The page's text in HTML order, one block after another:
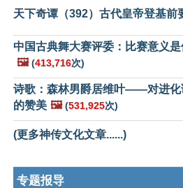
天下奇谭（392）古代皇帝登基前
中国古典舞大赛评委：比赛意义
🖼️ (413,716次)
诗歌：森林男爵居维叶——对进化
的赞美 🖼️ (531,925次)
(更多神传文化文章......)
专题报导